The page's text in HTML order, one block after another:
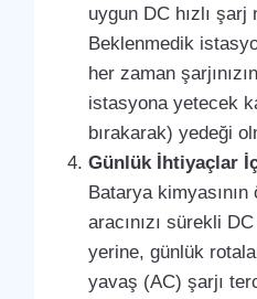
uygun DC hızlı şarj
Beklenmedik
her zaman
istasyona yetecek
bırakarak) yedeği
Günlük İhtiyaçlar
Batarya
aracınızı sürekli
yerine, günlük
yavaş (AC) şarjı